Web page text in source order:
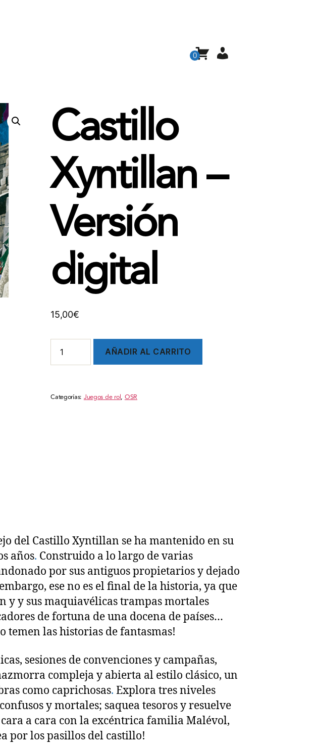
0
Castillo
Xyntillan –
Versión
digital
15,00€
Xyntillan
-
digital
AÑADIR AL CARRITO
Categorías:Juegos de rol,OSR
del Castillo Xyntillan se ha mantenido en su
años. Construido a lo largo de varias
por sus antiguos propietarios y dejado
ese no es el final de la historia, ya que
y y sus maquiavélicas trampas mortales
de fortuna de una docena de países…
temen las historias de fantasmas!
sesiones de convenciones y campañas,
compleja y abierta al estilo clásico, un
como caprichosas. Explora tres niveles
y mortales; saquea tesoros y resuelve
a cara con la excéntrica familia Malévol,
por los pasillos del castillo!